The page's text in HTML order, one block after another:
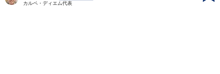
カルペ・ディエム代表